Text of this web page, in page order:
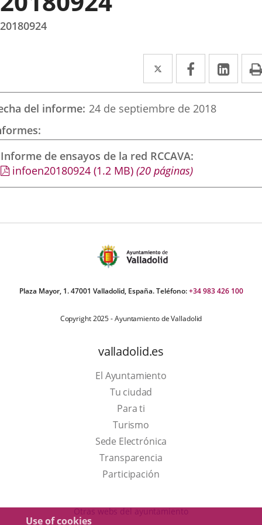
Use of cookies
20180924
Twitter
Enlace
a
una
externa.
Facebook
Enlace
a
una
externa.
a
del informe 24 de septiembre de 2018
Informe de ensayos de la red RCCAVA
infoen20180924 (1.2 MB) (20 páginas)
Plaza Mayor, 1. 47001 Valladolid, España. Teléfono:+34 983 426 100
Copyright 2025 - Ayuntamiento de Valladolid
valladolid.es
El Ayuntamiento
Tu ciudad
Para ti
TurismoThis
link
will
open
a
Sede Electrónica
Transparencia
Participación
Otras webs del ayuntamiento